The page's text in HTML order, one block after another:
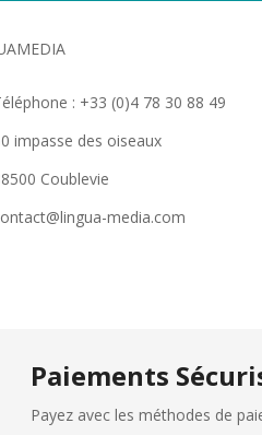
: +33 (0)4 78 30 88 49
impasse des oiseaux
Coublevie
media.com
Paiements
Payez avec les méthodes de